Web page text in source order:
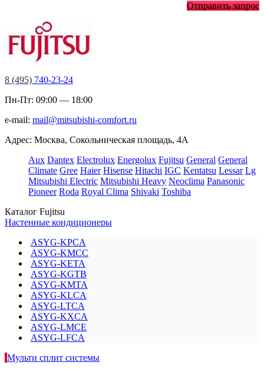
Отправить запрос
8 (495) 740-23-24
Пн-Пт: 09:00 — 18:00
e-mail: mail@mitsubishi-comfort.ru
Адрес: Москва, Сокольническая площадь, 4А
Aux Dantex Electrolux Energolux Fujitsu General General
Climate Gree Haier Hisense Hitachi IGC Kentatsu Lessar Lg
Mitsubishi Electric Mitsubishi Heavy Neoclima Panasonic
Pioneer Roda Royal Clima Shivaki Toshiba
Каталог Fujitsu
Настенные кондиционеры
ASYG-KPCA
ASYG-KMCC
ASYG-KETA
ASYG-KGTB
ASYG-KMTA
ASYG-KLCA
ASYG-LTCA
ASYG-KXCA
ASYG-LMCE
ASYG-LFCA
Мульти сплит системы